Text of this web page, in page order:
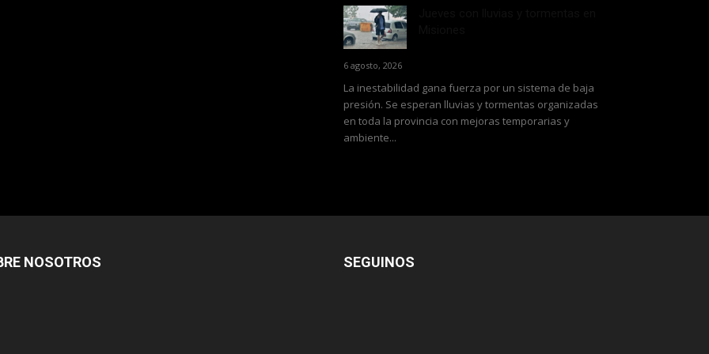
6 agosto, 2026
La inestabilidad gana fuerza por un sistema de baja
presión. Se esperan lluvias y tormentas organizadas
en toda la provincia con mejoras temporarias y
ambiente...
NOSOTROS SEGUINOS